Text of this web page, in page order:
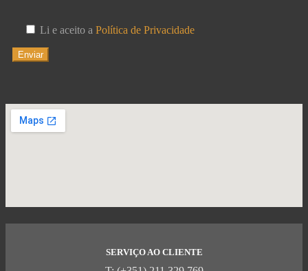
Li e aceito a Política de Privacidade
SERVIÇO AO CLIENTE